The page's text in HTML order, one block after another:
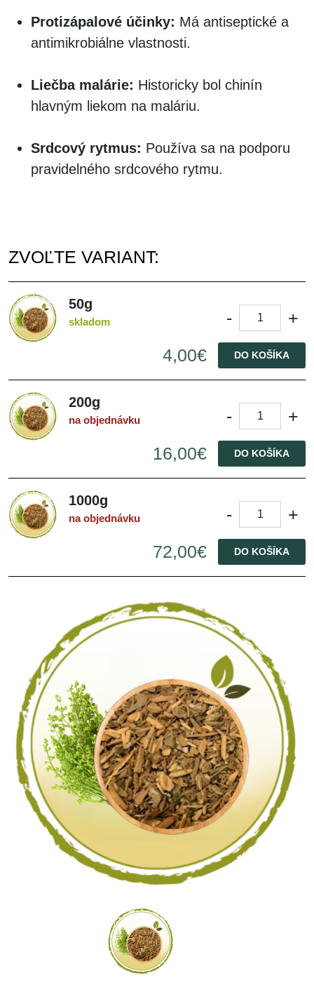
Protizápalové účinky: Má antiseptické a
antimikrobiálne vlastnosti.
Liečba malárie: Historicky bol chinín
hlavným liekom na maláriu.
Srdcový rytmus: Používa sa na podporu
pravidelného srdcového rytmu.
ZVOĽTE VARIANT:
50g
skladom -
+
4,00€
DO KOŠÍKA
200g
na objednávku -
+
16,00€
DO KOŠÍKA
1000g
na objednávku -
+
72,00€
DO KOŠÍKA